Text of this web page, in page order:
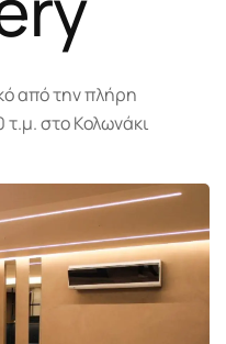
από την πλήρη
τ.μ. στο Κολωνάκι